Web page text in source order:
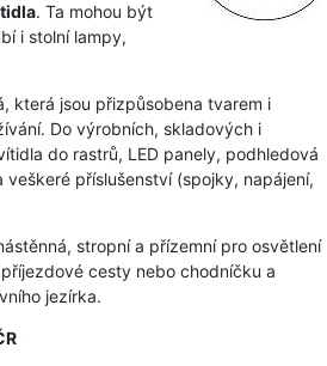
. Ta mohou být
i stolní lampy,
která jsou přizpůsobena tvarem i
Do výrobních, skladových i
do rastrů, LED panely, podhledová
příslušenství (spojky, napájení,
stropní a přízemní pro osvětlení
cesty nebo chodníčku a
jezírka.